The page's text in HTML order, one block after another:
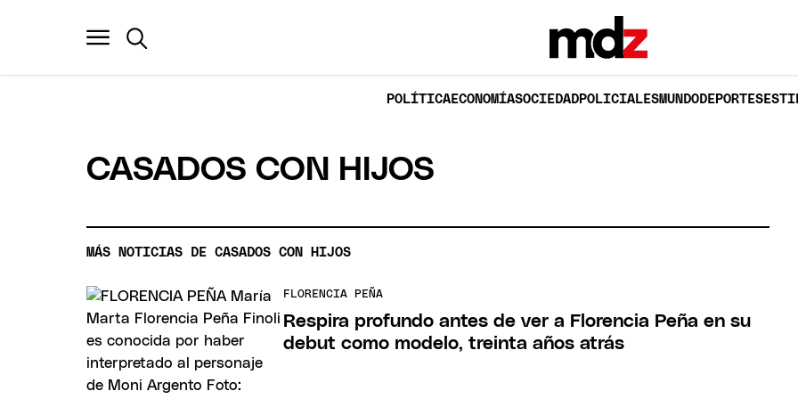
POLÍTICAECONOMÍASOCIEDADPOLICIALESMUNDODEPORTES
CASADOS CON HIJOS
MÁS NOTICIAS DE CASADOS CON HIJOS
FLORENCIA PEÑA
Respira profundo antes de ver a Florencia Peña en su
debut como modelo, treinta años atrás